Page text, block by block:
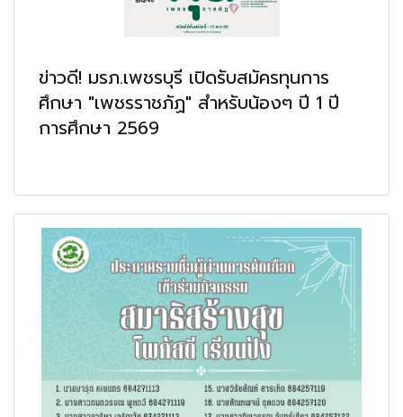
ข่าวดี! มรภ.เพชรบุรี เปิดรับสมัครทุนการ
ศึกษา "เพชรราชภัฏ" สำหรับน้องๆ ปี 1 ปี
การศึกษา 2569